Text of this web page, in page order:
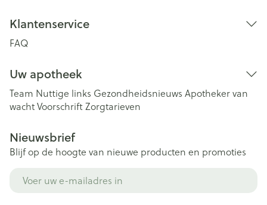
Klantenservice
FAQ
Uw apotheek
Team Nuttige links Gezondheidsnieuws Apotheker van
wachtVoorschriftZorgtarieven
Nieuwsbrief
Blijf op de hoogte van nieuwe producten en promoties